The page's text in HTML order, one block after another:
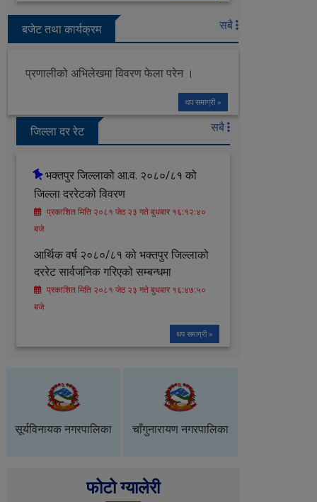
बजेट तथा कार्यक्रम सबै
प्रणालीको अभिलेखमा विवरण फेला परेन ।
थप समाग्री »
जिल्ला दर रेट सबै
भक्तपुर जिल्लाको आ‍.व. २०८०/८१ को
जिल्ला दररेटको विवरण
प्रकाशित मिति २०८१ जेठ २३ गते बुधबार १६:१२:४०
बजे
आर्थिक वर्ष २०८०/८१ को भक्तपुर जिल्लाको
दररेट सार्वजनिक गरिएको सम्बन्धमा
प्रकाशित मिति २०८१ जेठ २३ गते बुधबार १६:४७:५०
बजे
थप समाग्री »
सूर्यविनायक नगरपालिका चाँगुनारायण नगरपालिका
फोटो ग्यालेरी